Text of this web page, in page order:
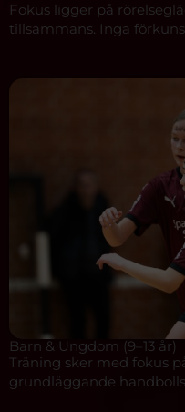
Fokus ligger på
tillsammans. Inga
Barn & Ungdom (9–13 år)
Träning sker med fokus
grundläggande